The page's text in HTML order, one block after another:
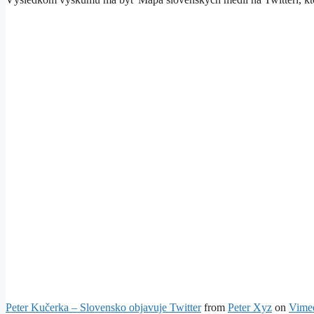
Peter Kučerka – Slovensko objavuje Twitterfrom Peter Xyz on